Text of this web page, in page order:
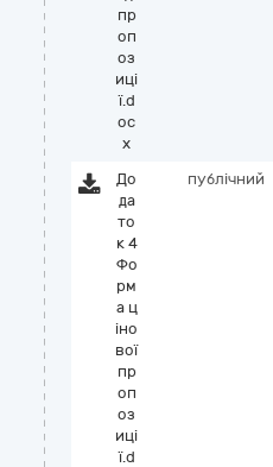
пр
оп
оз
иці
ї.d
oc
x
До
да
то
к 4
Фо
рм
а ц
іно
вої
пр
оп
оз
иці
ї.d
публічний